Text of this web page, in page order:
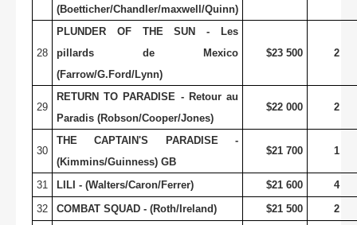
(Boetticher/Chandler/maxwell/Quinn)
28
PLUNDER OF THE SUN - Les
pillards de Mexico
(Farrow/G.Ford/Lynn)
$23 500 2
29
RETURN TO PARADISE - Retour au
Paradis (Robson/Cooper/Jones)
$22 000 2
30
THE CAPTAIN'S PARADISE -
(Kimmins/Guinness) GB
$21 700 1
31 LILI - (Walters/Caron/Ferrer) $21 600
4
32
COMBAT SQUAD - (Roth/Ireland) $21 500 2